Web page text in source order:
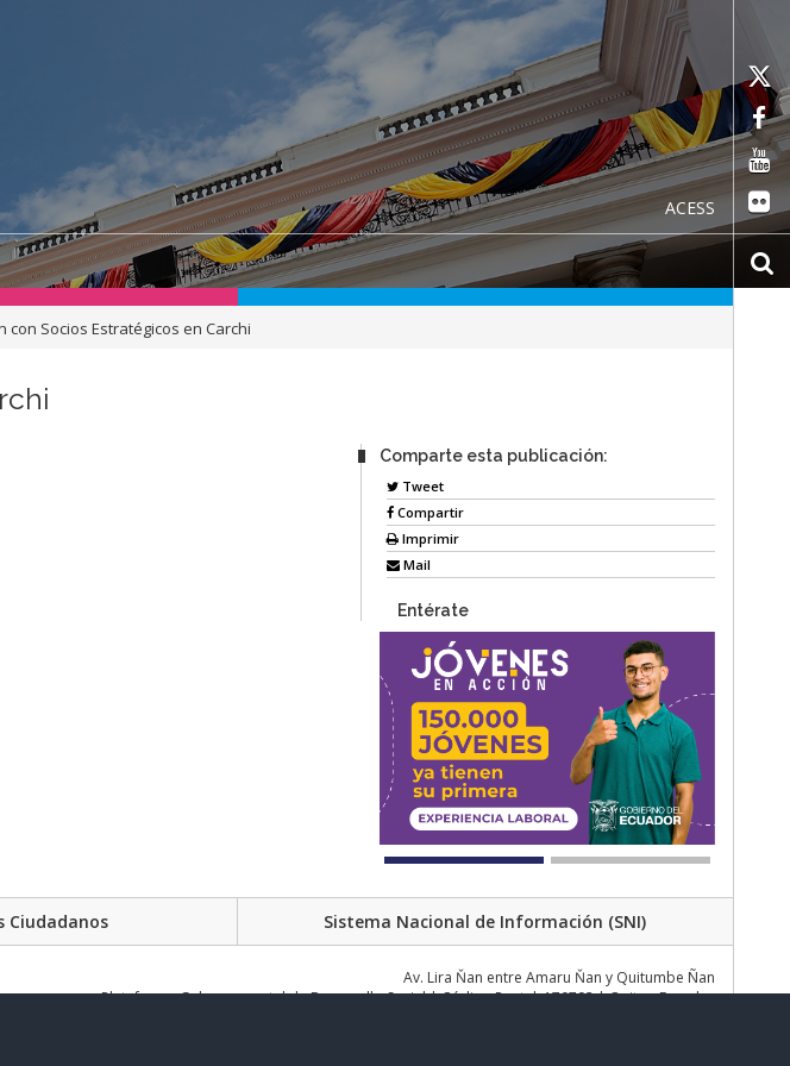
ACESS
con Socios Estratégicos en Carchi
Comparte esta publicación:
Tweet
Compartir
Imprimir
Mail
Entérate
Ciudadanos Sistema Nacional de Información (SNI)
Av. Lira Ňan entre Amaru Ňan y Quitumbe Ñan
Plataforma Gubernamental de Desarrollo Social | Código Postal: 170702 | Quito - Ecuador